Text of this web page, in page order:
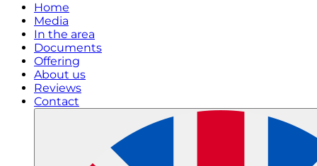
Home
Media
In the area
Documents
Offering
About us
Reviews
Contact